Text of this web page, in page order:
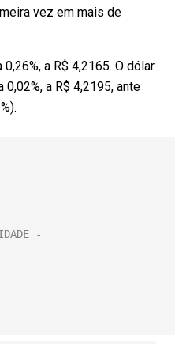
vez em mais de
a R$ 4,2165. O dólar
a R$ 4,2195, ante